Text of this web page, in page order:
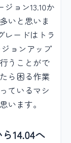
ョン13.10か
いと思いま
レードはトラ
ョンアップ
うことがで
ら困る作業
ているマシ
います。
14.04へ